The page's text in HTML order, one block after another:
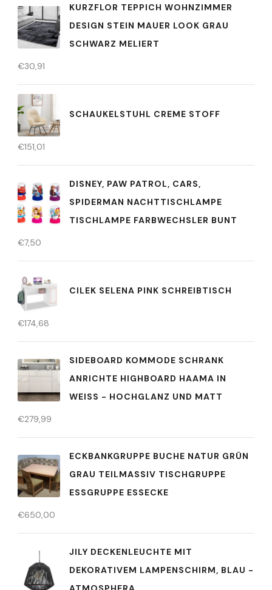
KURZFLOR TEPPICH WOHNZIMMER
DESIGN STEIN MAUER LOOK GRAU
SCHWARZ MELIERT
€30,91
SCHAUKELSTUHL CREME STOFF
€151,01
DISNEY, PAW PATROL, CARS,
SPIDERMAN NACHTTISCHLAMPE
TISCHLAMPE FARBWECHSLER BUNT
€7,50
CILEK SELENA PINK SCHREIBTISCH
€174,68
SIDEBOARD KOMMODE SCHRANK
ANRICHTE HIGHBOARD HAAMA IN
WEISS - HOCHGLANZ UND MATT
€279,99
ECKBANKGRUPPE BUCHE NATUR GRÜN
GRAU TEILMASSIV TISCHGRUPPE
ESSGRUPPE ESSECKE
€650,00
JILY DECKENLEUCHTE MIT
DEKORATIVEM LAMPENSCHIRM, BLAU -